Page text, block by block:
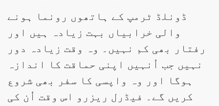
ڈونلڈ ٹرمپ کے ہاتھوں رونما ہونے
والی خرابیاں بہت زیادہ ہیں اور
رفتار بھی کم نہیں۔ وہ وقت زیادہ دور
نہیں جب اُنہیں اپنی حماقت کا اندازہ
ہوگا اور وہ واپسی کا سفر بھی شروع
کریں گے۔ فیڈرل ریزرو اس وقت اُن کی